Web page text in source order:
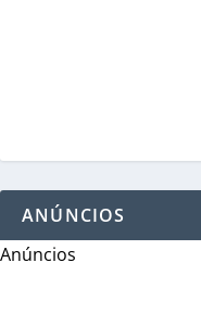
ANÚNCIOS
Anúncios